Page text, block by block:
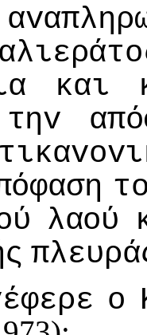
και
τηv
λαoύ
o